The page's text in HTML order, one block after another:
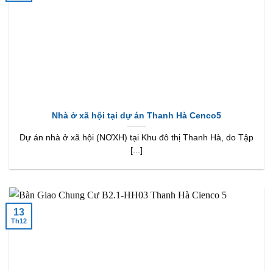
Nhà ở xã hội tại dự án Thanh Hà Cenco5
Dự án nhà ở xã hội (NƠXH) tại Khu đô thị Thanh Hà, do Tập
[...]
13
Th12